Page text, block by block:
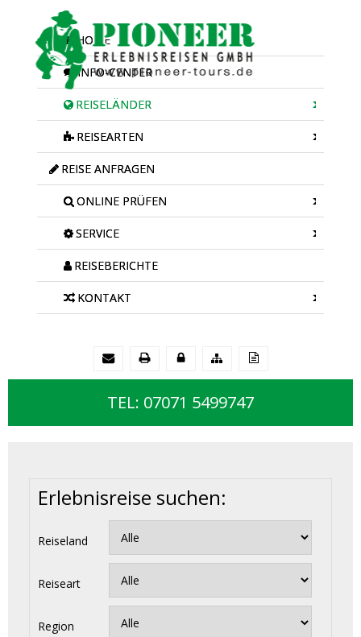
HOME
INFO-CENTER
REISELÄNDER
REISEARTEN
REISE ANFRAGEN
ONLINE PRÜFEN
SERVICE
REISEBERICHTE
KONTAKT
TEL: 07071 5499747
Erlebnisreise suchen:
Reiseland
Reiseart
Region